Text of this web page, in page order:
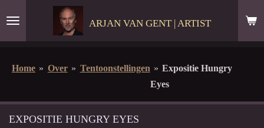
ARJAN VAN GENT | ARTIST
Home » Over » Tentoonstellingen » Expositie Hungry
Eyes
EXPOSITIE HUNGRY EYES